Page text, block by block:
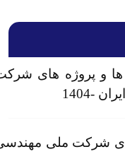
و پروژه های شرکت
شرکت ملی مهندسی